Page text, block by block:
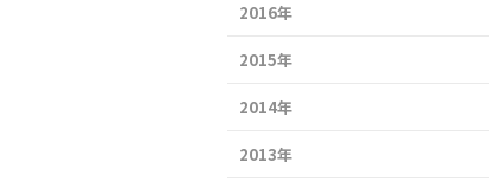
2016年
2015年
2014年
2013年